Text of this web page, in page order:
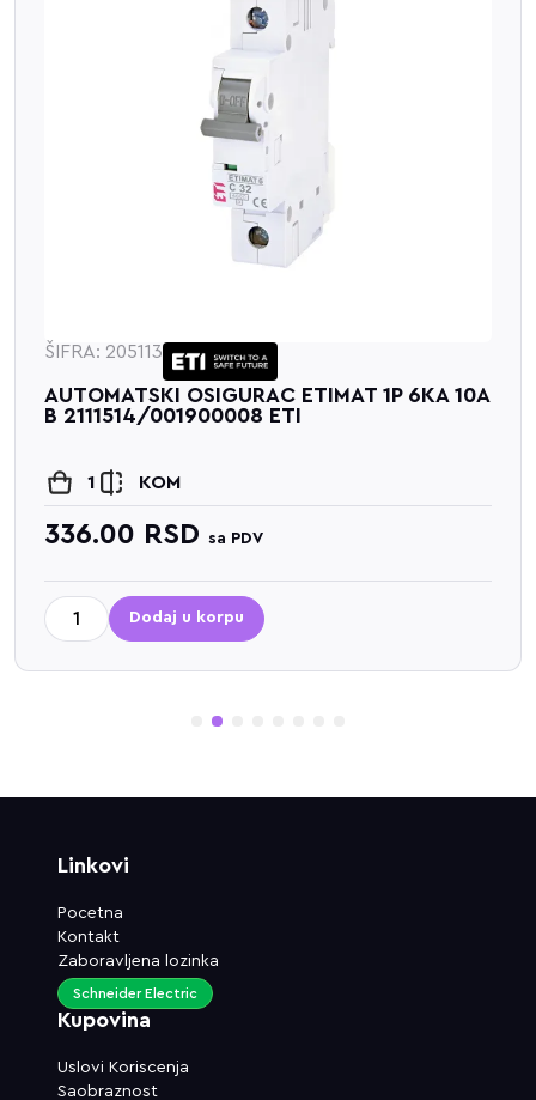
ŠIFRA: 205113
AUTOMATSKI OSIGURAC ETIMAT 1P 6KA 10A
B 2111514/001900008 ETI
1 KOM
336.00 RSD sa PDV
Dodaj u korpu
5
Linkovi
Pocetna
Kontakt
Zaboravljena lozinka
Kupovina
Uslovi Koriscenja
Saobraznost
Schneider Electric